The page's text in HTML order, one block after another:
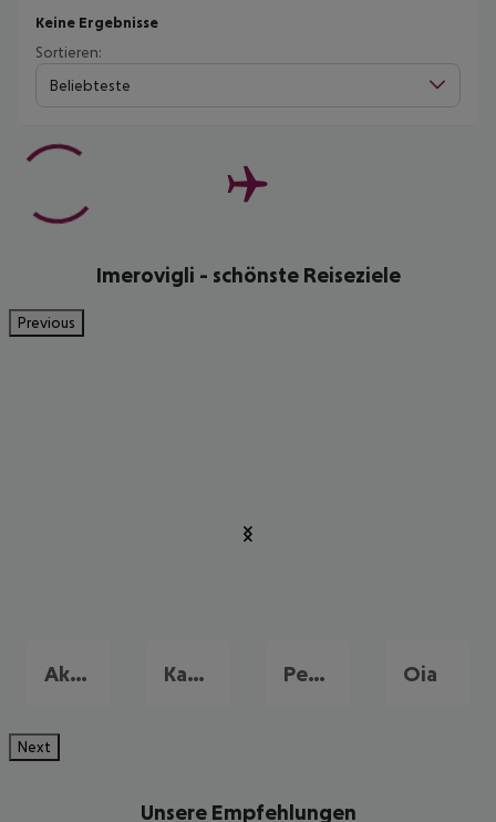
Keine Ergebnisse
Sortieren:
Beliebteste
Imerovigli - schönste Reiseziele
Previous
Akrotiri Kamari Perissa Oia
Next
Unsere Empfehlungen